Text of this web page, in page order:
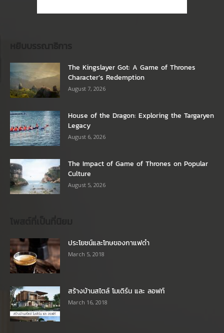
The Kingslayer Got: A Game of Thrones
Character’s Redemption
August 7, 2026
House of the Dragon: Exploring the Targaryen
Legacy
August 6, 2026
The Impact of Game of Thrones on Popular
Culture
August 5, 2026
ประโยชน์และโทษของกาแฟดำ
March 5, 2018
สร้างบ้านสไตล์ โมเดิร์น และ ลอฟท์
March 16, 2018